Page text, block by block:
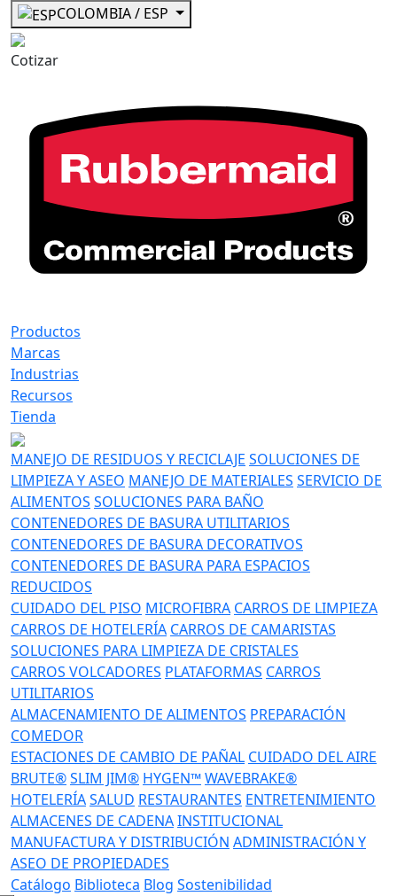
COLOMBIA / ESP
Cotizar
Productos
Marcas
Industrias
Recursos
Tienda
MANEJO DE RESIDUOS Y RECICLAJE SOLUCIONES DE
LIMPIEZA Y ASEO MANEJO DE MATERIALES SERVICIO DE
ALIMENTOS SOLUCIONES PARA BAÑO
CONTENEDORES DE BASURA UTILITARIOS
CONTENEDORES DE BASURA DECORATIVOS
CONTENEDORES DE BASURA PARA ESPACIOS
REDUCIDOS
CUIDADO DEL PISO MICROFIBRA CARROS DE LIMPIEZA
CARROS DE HOTELERÍA CARROS DE CAMARISTAS
SOLUCIONES PARA LIMPIEZA DE CRISTALES
CARROS VOLCADORES PLATAFORMAS CARROS
UTILITARIOS
ALMACENAMIENTO DE ALIMENTOS PREPARACIÓN
COMEDOR
ESTACIONES DE CAMBIO DE PAÑAL CUIDADO DEL AIRE
BRUTE®SLIM JIM® HYGEN™WAVEBRAKE®
HOTELERÍASALUD RESTAURANTES ENTRETENIMIENTO
ALMACENES DE CADENAINSTITUCIONAL
MANUFACTURA Y DISTRIBUCIÓN ADMINISTRACIÓN Y
ASEO DE PROPIEDADES
Catálogo Biblioteca Blog Sostenibilidad